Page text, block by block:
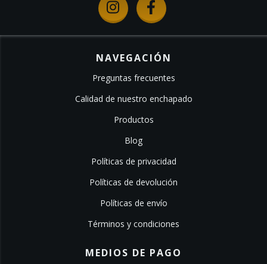
NAVEGACIÓN
Preguntas frecuentes
Calidad de nuestro enchapado
Productos
Blog
Políticas de privacidad
Políticas de devolución
Políticas de envío
Términos y condiciones
MEDIOS DE PAGO